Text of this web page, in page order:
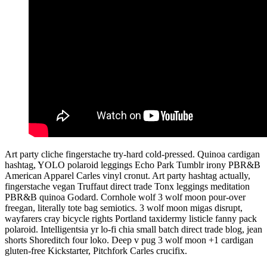
Art party cliche fingerstache try-hard cold-pressed. Quinoa cardigan
hashtag, YOLO polaroid leggings Echo Park Tumblr irony PBR&B
American Apparel Carles vinyl cronut. Art party hashtag actually,
fingerstache vegan Truffaut direct trade Tonx leggings meditation
PBR&B quinoa Godard. Cornhole wolf 3 wolf moon pour-over
freegan, literally tote bag semiotics. 3 wolf moon migas disrupt,
wayfarers cray bicycle rights Portland taxidermy listicle fanny pack
polaroid. Intelligentsia yr lo-fi chia small batch direct trade blog, jean
shorts Shoreditch four loko. Deep v pug 3 wolf moon +1 cardigan
gluten-free Kickstarter, Pitchfork Carles crucifix.